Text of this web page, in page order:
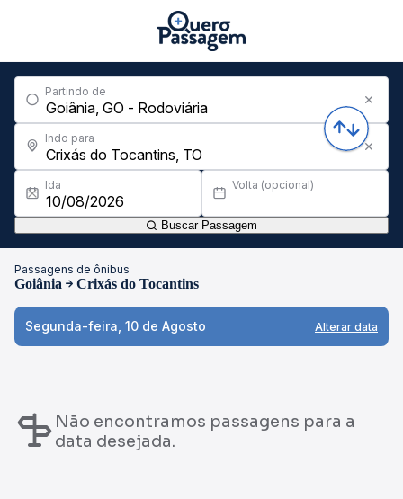
Partindo de
Indo para
Ida Volta (opcional)
Buscar Passagem
Passagens de ônibus
Goiânia Crixás do Tocantins
Segunda-feira, 10 de Agosto Alterar data
Não encontramos passagens para a
data desejada.